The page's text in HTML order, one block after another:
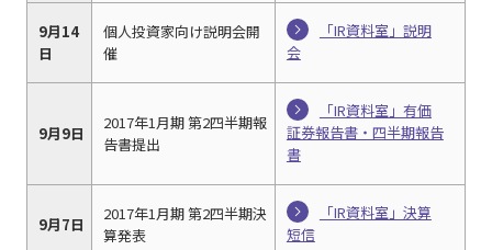
9月14
日
個人投資家向け説明会開
催
「IR資料室」説明
会
9月9日
2017年1月期 第2四半期報
告書提出
「IR資料室」有価
証券報告書・四半期報告
書
9月7日
2017年1月期 第2四半期決
算発表
「IR資料室」決算
短信